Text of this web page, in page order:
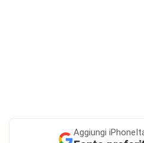
Aggiungi